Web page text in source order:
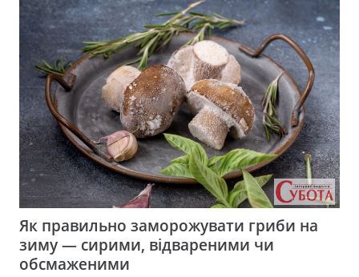
Як правильно заморожувати гриби на
зиму — сирими, відвареними чи
обсмаженими